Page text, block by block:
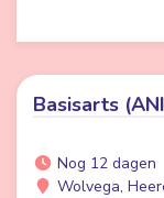
Basisarts
Nog 12 dagen
Wolvega,